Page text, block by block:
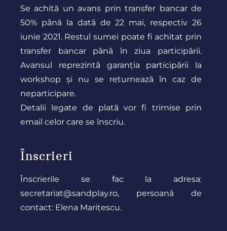
Se achită un avans prin transfer bancar de
50% până la dată de 22 mai, respectiv 26
iunie 2021. Restul sumei poate fi achitat prin
transfer bancar până în ziua participării.
Avansul reprezintă garanția participării la
workshop și nu se returnează în caz de
neparticipare.
Detalii legate de plată vor fi trimise prin
email celor care se înscriu.
Înscrieri
Înscrierile se fac la adresa:
secretariat@sandplay.ro, persoană de
contact: Elena Marițescu.